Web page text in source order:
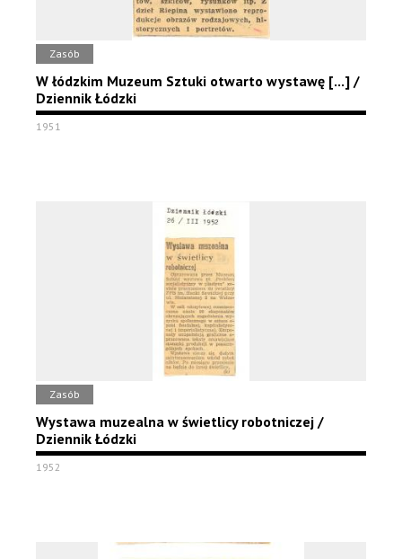
Zasób
W łódzkim Muzeum Sztuki otwarto wystawę [...] /
Dziennik Łódzki
1951
Zasób
Wystawa muzealna w świetlicy robotniczej /
Dziennik Łódzki
1952